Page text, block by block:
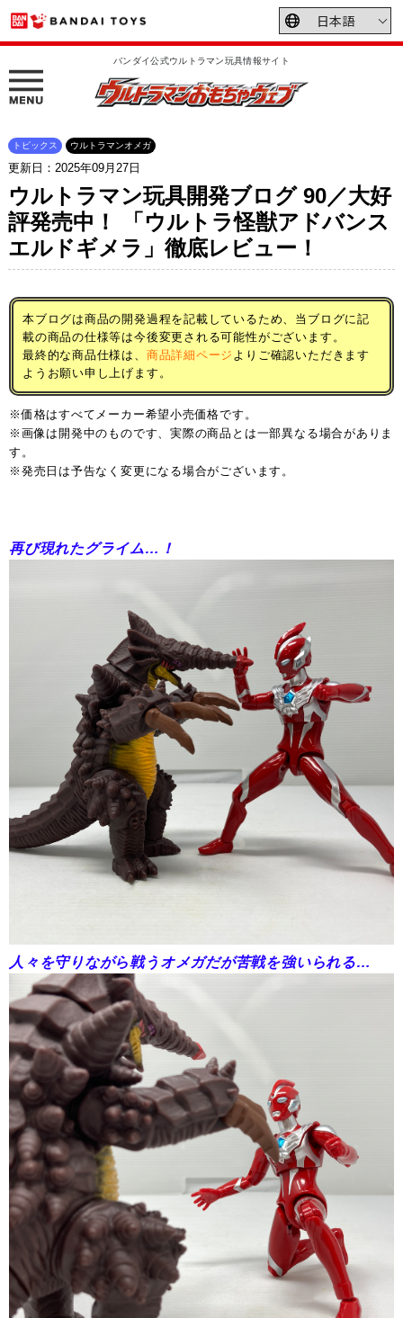
バンダイ公式ウルトラマン玩具情報サイト
更新日：2025年09月27日
トピックス ウルトラマンオメガ
ウルトラマン玩具開発ブログ 90／大好
評発売中！ 「ウルトラ怪獣アドバンス
エルドギメラ」徹底レビュー！
本ブログは商品の開発過程を記載しているため、当ブログに記
載の商品の仕様等は今後変更される可能性がございます。
最終的な商品仕様は、 商品詳細ページ よりご確認いただきます
ようお願い申し上げます。
※価格はすべてメーカー希望小売価格です。
※画像は開発中のものです、実際の商品とは一部異なる場合がありま
す。
※発売日は予告なく変更になる場合がございます。
再び現れたグライム…！
人々を守りながら戦うオメガだが苦戦を強いられる…